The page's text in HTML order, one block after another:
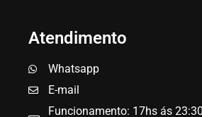
Atendimento
Whatsapp
E-mail
Funcionamento: 17hs ás